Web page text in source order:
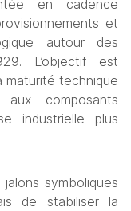
en cadence
et
autour des
L’objectif est
maturité technique
composants
industrielle plus
symboliques
de stabiliser la